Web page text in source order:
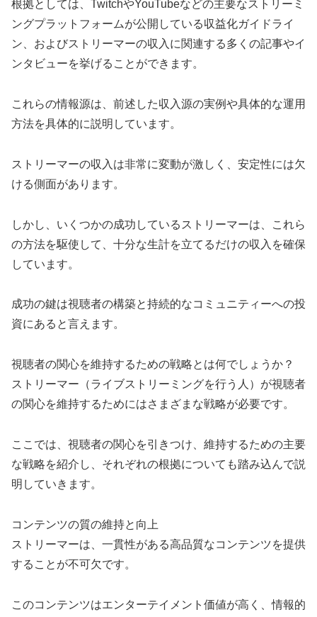
根拠としては、TwitchやYouTubeなどの主要なストリーミ
ングプラットフォームが公開している収益化ガイドライ
ン、およびストリーマーの収入に関連する多くの記事やイ
ンタビューを挙げることができます。
これらの情報源は、前述した収入源の実例や具体的な運用
方法を具体的に説明しています。
ストリーマーの収入は非常に変動が激しく、安定性には欠
ける側面があります。
しかし、いくつかの成功しているストリーマーは、これら
の方法を駆使して、十分な生計を立てるだけの収入を確保
しています。
成功の鍵は視聴者の構築と持続的なコミュニティーへの投
資にあると言えます。
視聴者の関心を維持するための戦略とは何でしょうか？
ストリーマー（ライブストリーミングを行う人）が視聴者
の関心を維持するためにはさまざまな戦略が必要です。
ここでは、視聴者の関心を引きつけ、維持するための主要
な戦略を紹介し、それぞれの根拠についても踏み込んで説
明していきます。
コンテンツの質の維持と向上
ストリーマーは、一貫性がある高品質なコンテンツを提供
することが不可欠です。
このコンテンツはエンターテイメント価値が高く、情報的